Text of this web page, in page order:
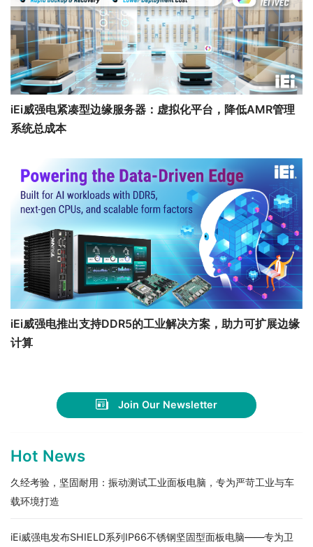
iEi威强电紧凑型边缘服务器：虚拟化平台，降低AMR管理
系统总成本
iEi威强电推出支持DDR5的工业解决方案，助力可扩展边缘
计算
Join Our Newsletter
Hot News
久经考验，坚固耐用：振动测试工业面板电脑，专为严苛工业与车
载环境打造
iEi威强电发布SHIELD系列IP66不锈钢坚固型面板电脑——专为卫